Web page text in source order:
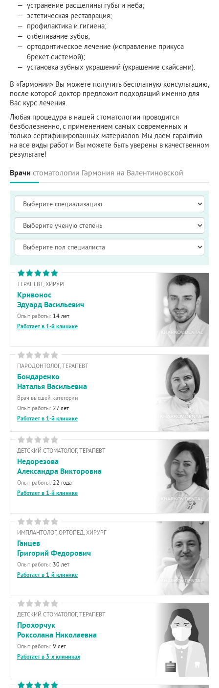
устранение расщелины губы и неба;
эстетическая реставрация;
профилактика и гигиена;
отбеливание зубов;
ортодонтическое лечение (исправление прикуса
брекет-системой);
установка зубных украшений (украшение скайсами).
В «Гармонии» Вы можете получить бесплатную консультацию,
после которой доктор предложит подходящий именно для
Вас курс лечения.
Любая процедура в нашей стоматологии проводится
безболезненно, с применением самых современных и
только сертифицированных материалов. Мы даем гарантию
на все виды работ и Вы можете быть уверены в качественном
результате!
Врачи стоматологии Гармония на Валентиновской
ТЕРАПЕВТ, ХИРУРГ
Кривонос
Эдуард Васильевич
Опыт работы: 14 лет
Работает в 1-й клинике
ПАРОДОНТОЛОГ, ТЕРАПЕВТ
Бондаренко
Наталья Васильевна
Врач высшей категории
Опыт работы: 27 лет
Работает в 1-й клинике
ДЕТСКИЙ СТОМАТОЛОГ, ТЕРАПЕВТ
Недорезова
Александра Викторовна
Опыт работы: 22 года
Работает в 1-й клинике
ИМПЛАНТОЛОГ, ОРТОПЕД, ХИРУРГ
Ганцев
Григорий Федорович
Опыт работы: 30 лет
Работает в 1-й клинике
ДЕТСКИЙ СТОМАТОЛОГ, ТЕРАПЕВТ
Прохорчук
Роксолана Николаевна
Опыт работы: 9 лет
Работает в 3-х клиниках